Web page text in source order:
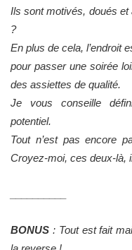
Ils sont motivés, doués
?
En plus de cela, l’endroit
pour passer une soirée
des assiettes de qualité.
Je vous conseille
potentiel.
Tout n’est pas encore
Croyez-moi, ces deux-là,
BONUS : Tout est fait